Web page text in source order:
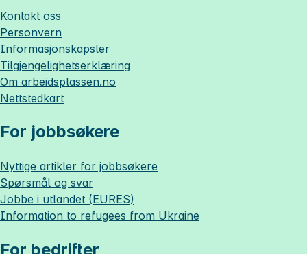
Kontakt oss
Personvern
Informasjonskapsler
Tilgjengelighetserklæring
Om arbeidsplassen.no
Nettstedkart
For jobbsøkere
Nyttige artikler for jobbsøkere
Spørsmål og svar
Jobbe i utlandet (EURES)
Information to refugees from Ukraine
For bedrifter